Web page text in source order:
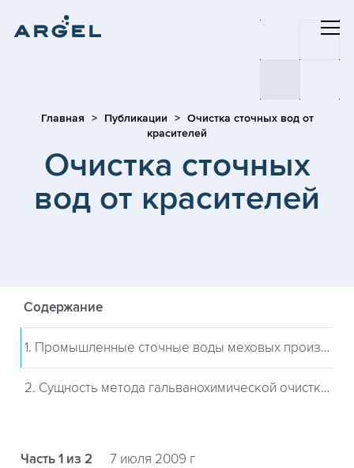
Главная Публикации
Очистка сточных вод от
красителей
Очистка сточных
вод от красителей
Содержание
1. Промышленные сточные воды меховых производств
2. Сущность метода гальванохимической очистки стоков
Часть 1 из 2 7 июля 2009 г